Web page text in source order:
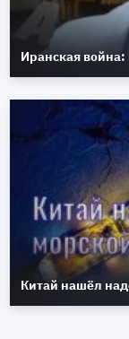
Иранская
Китай нашёл